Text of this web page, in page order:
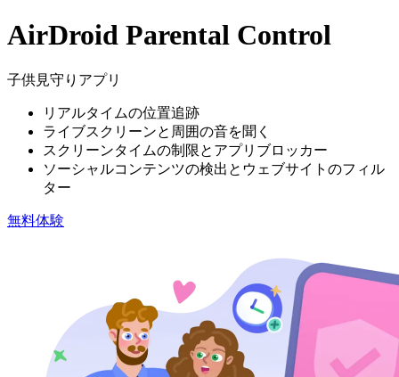
AirDroid Parental Control
子供見守りアプリ
リアルタイムの位置追跡
ライブスクリーンと周囲の音を聞く
スクリーンタイムの制限とアプリブロッカー
ソーシャルコンテンツの検出とウェブサイトのフィル
ター
無料体験